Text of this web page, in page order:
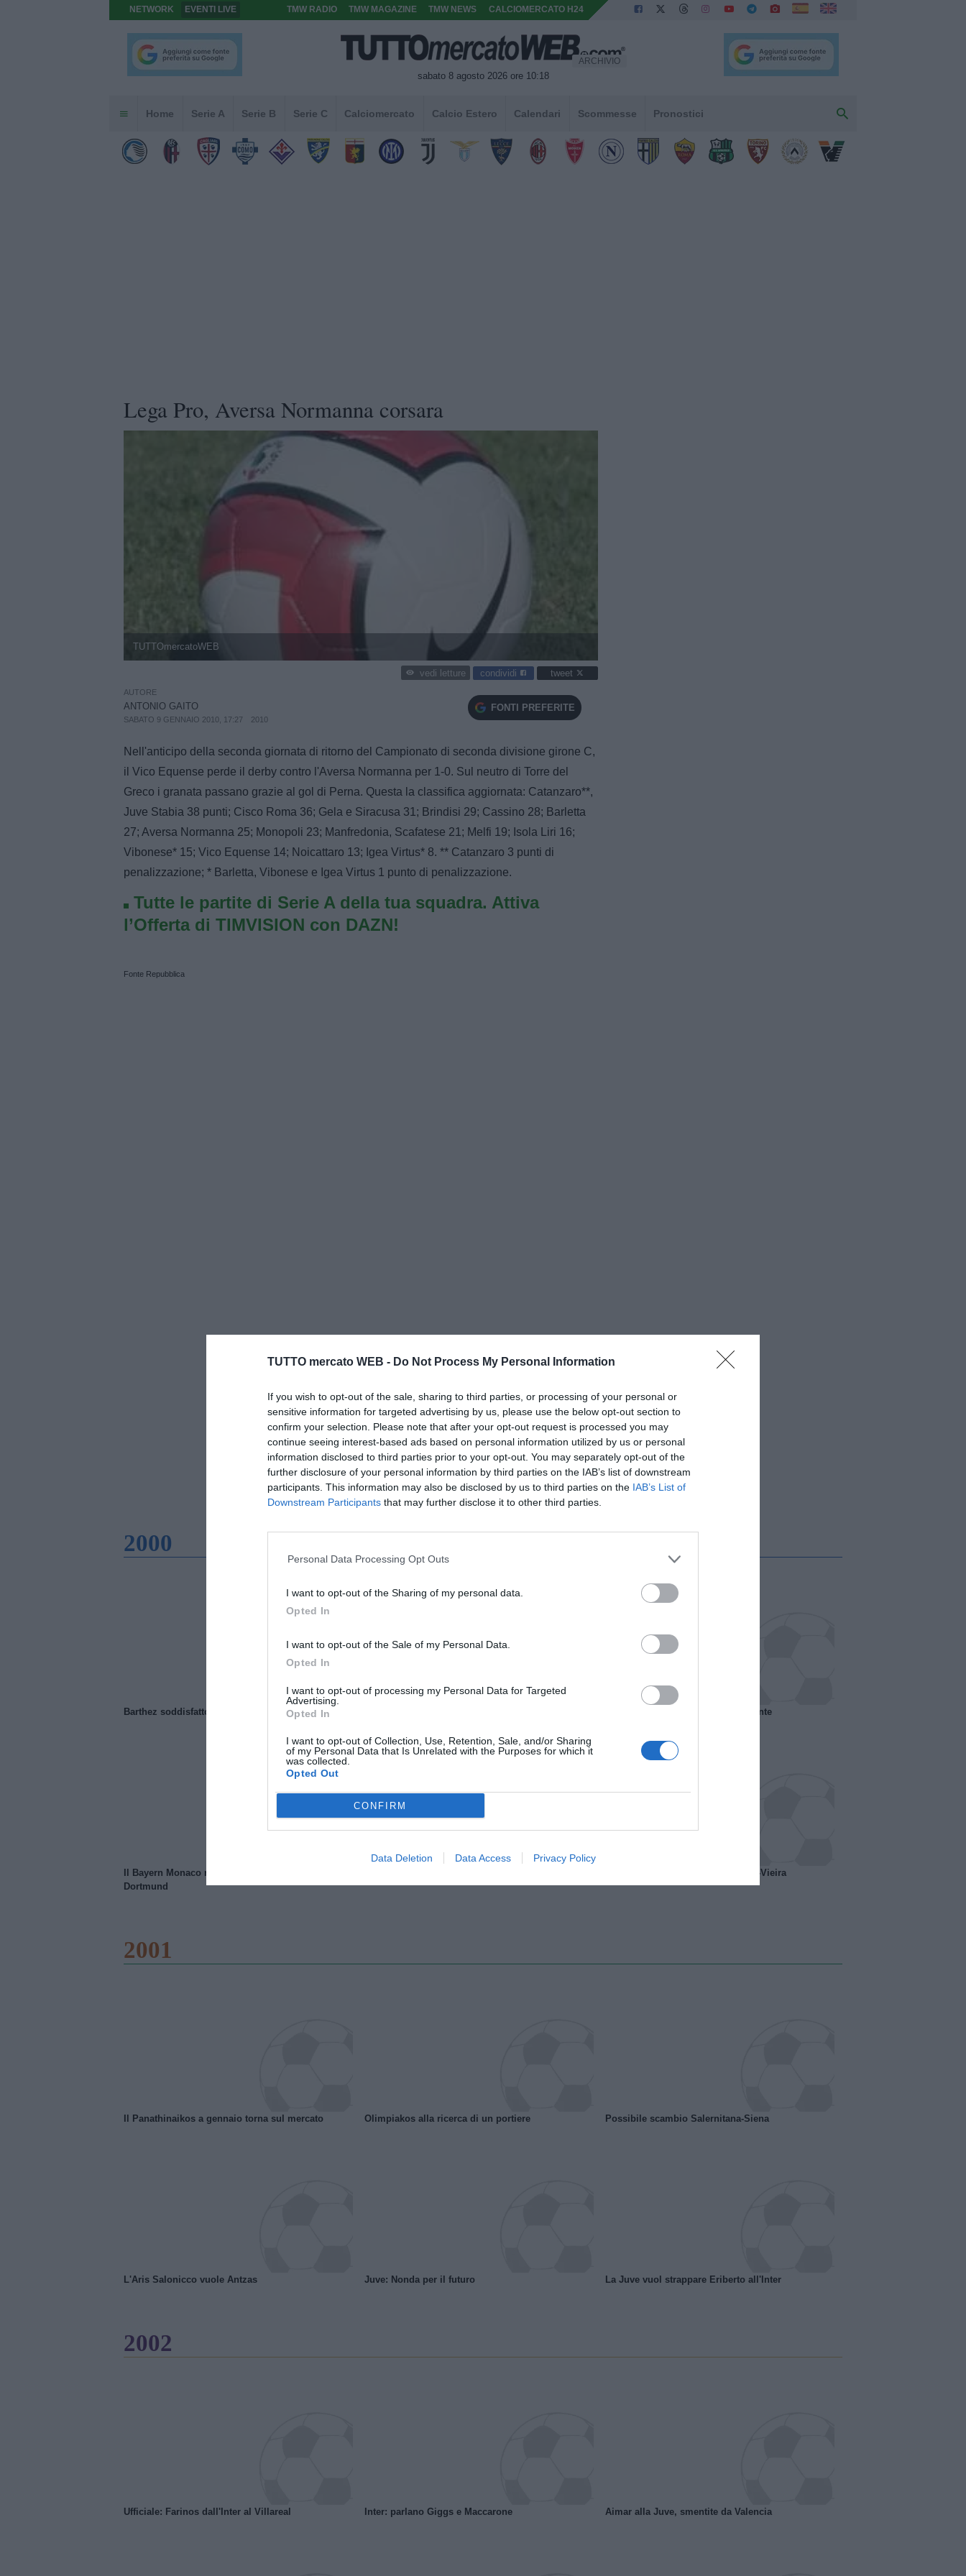
TUTTO mercato WEB - Do Not Process My Personal Information
If you wish to opt-out of the sale, sharing to third parties, or processing of your personal or
sensitive information for targeted advertising by us, please use the below opt-out section to
confirm your selection. Please note that after your opt-out request is processed you may
continue seeing interest-based ads based on personal information utilized by us or personal
information disclosed to third parties prior to your opt-out. You may separately opt-out of the
further disclosure of your personal information by third parties on the IAB’s list of downstream
participants. This information may also be disclosed by us to third parties on the IAB’s List of
Downstream Participants that may further disclose it to other third parties.
Personal Data Processing Opt Outs
I want to opt-out of the Sharing of my personal data.
Opted In
I want to opt-out of the Sale of my Personal Data.
Opted In
I want to opt-out of processing my Personal Data for Targeted
Advertising.
Opted In
I want to opt-out of Collection, Use, Retention, Sale, and/or Sharing
of my Personal Data that Is Unrelated with the Purposes for which it
was collected.
Opted Out
CONFIRM
Data Deletion Data Access Privacy Policy
NETWORK EVENTI LIVE TMW RADIO TMW MAGAZINE TMW NEWS CALCIOMERCATO H24
sabato 8 agosto 2026 ore 10:18
ARCHIVIO
Home Serie A Serie B Serie C Calciomercato Calcio Estero Calendari Scommesse Pronostici
Lega Pro, Aversa Normanna corsara
TUTTOmercatoWEB
vedi letture condividi tweet
AUTORE
ANTONIO GAITO
SABATO 9 GENNAIO 2010, 17:27 2010
FONTI PREFERITE
Nell'anticipo della seconda giornata di ritorno del Campionato di seconda divisione girone C,
il Vico Equense perde il derby contro l'Aversa Normanna per 1-0. Sul neutro di Torre del
Greco i granata passano grazie al gol di Perna. Questa la classifica aggiornata: Catanzaro**,
Juve Stabia 38 punti; Cisco Roma 36; Gela e Siracusa 31; Brindisi 29; Cassino 28; Barletta
27; Aversa Normanna 25; Monopoli 23; Manfredonia, Scafatese 21; Melfi 19; Isola Liri 16;
Vibonese* 15; Vico Equense 14; Noicattaro 13; Igea Virtus* 8. ** Catanzaro 3 punti di
penalizzazione; * Barletta, Vibonese e Igea Virtus 1 punto di penalizzazione.
Tutte le partite di Serie A della tua squadra. Attiva
l’Offerta di TIMVISION con DAZN!
Fonte Repubblica
2000
Barthez soddisfatto del Manchester United Francia, il Marsiglia senza presidente
Il Bayern Monaco ridimensiona il Borussia
Dortmund
A gennaio ipotesi scambio Davids-Vieira
2001
Il Panathinaikos a gennaio torna sul mercato Olimpiakos alla ricerca di un portiere Possibile scambio Salernitana-Siena
L'Aris Salonicco vuole Antzas Juve: Nonda per il futuro La Juve vuol strappare Eriberto all'Inter
2002
Ufficiale: Farinos dall'Inter al Villareal Inter: parlano Giggs e Maccarone Aimar alla Juve, smentite da Valencia